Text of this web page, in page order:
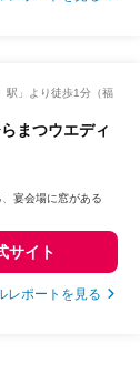
駅」より徒歩1分（福
まつウエディ
宴会場に窓がある
サイト
レポートを見る